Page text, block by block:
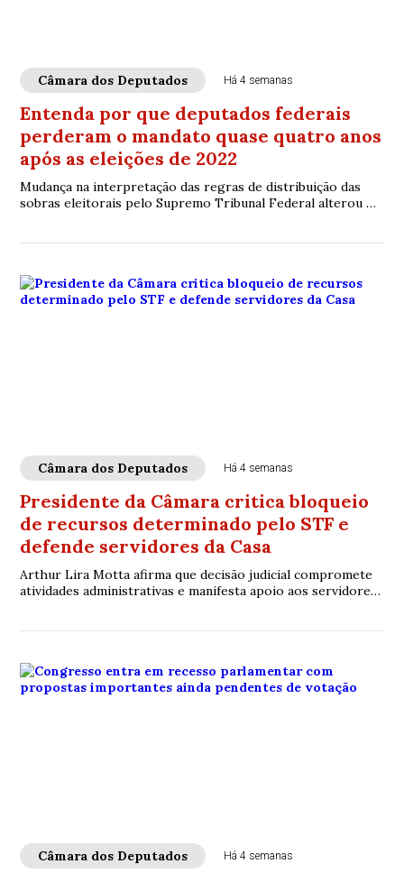
Câmara dos Deputados Há 4 semanas
Entenda por que deputados federais
perderam o mandato quase quatro anos
após as eleições de 2022
Mudança na interpretação das regras de distribuição das
sobras eleitorais pelo Supremo Tribunal Federal alterou o
Câmara dos Deputados Há 4 semanas
Presidente da Câmara critica bloqueio
de recursos determinado pelo STF e
defende servidores da Casa
Arthur Lira Motta afirma que decisão judicial compromete
atividades administrativas e manifesta apoio aos servidores
Câmara dos Deputados Há 4 semanas